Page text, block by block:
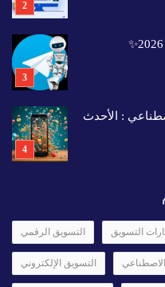
: الأحدث
التسويق الرقمي التسويق
التسويق الإلكتروني الاصطناعي